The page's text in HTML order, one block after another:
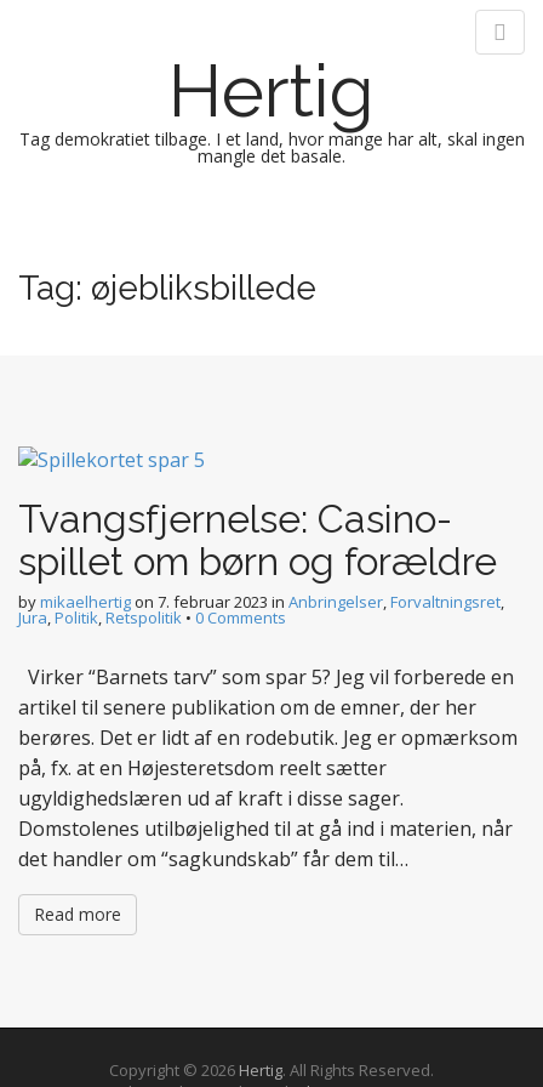
Hertig
Tag demokratiet tilbage. I et land, hvor mange har alt, skal ingen
mangle det basale.
i
n
p
t
e
Tag: øjebliksbillede
Tvangsfjernelse: Casino-
spillet om børn og forældre
bymikaelhertigon 7. februar 2023 in Anbringelser,Forvaltningsret,
Jura,Politik,Retspolitik • 0 Comments
Virker “Barnets tarv” som spar 5? Jeg vil forberede en
artikel til senere publikation om de emner, der her
berøres. Det er lidt af en rodebutik. Jeg er opmærksom
på, fx. at en Højesteretsdom reelt sætter
ugyldighedslæren ud af kraft i disse sager.
Domstolenes utilbøjelighed til at gå ind i materien, når
det handler om “sagkundskab” får dem til…
Read more
Copyright © 2026 Hertig. All Rights Reserved.